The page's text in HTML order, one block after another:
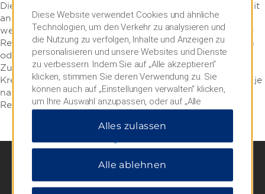
Die Preise gelten zuzüglich Steuern und können nicht mit
anderen Angeboten oder Ermäßigungen kombiniert
werden. Wir weisen darauf hin, dass die Preise exklusive
Resort-/Servicegebühren, unvorhergesehener Ausgaben
oder Trinkgelder bzw. eventuell anfallender
Zusatzgebühren pro Zimmer/Übernachtung sind.
Kreditgarantien und Reservierungsbedingungen können je
nach Hotel variieren und sollten zum Zeitpunkt der
Reservierung erfragt werden.
Diese Website verwendet Cookies und ähnliche
Technologien, um den Verkehr zu analysieren und
die Nutzung zu verfolgen, Inhalte und Anzeigen zu
personalisieren und unsere Websites und Dienste
zu verbessern. Indem Sie auf „Alle akzeptieren“
klicken, stimmen Sie deren Verwendung zu. Sie
können auch auf „Einstellungen verwalten“ klicken,
um Ihre Auswahl anzupassen, oder auf „Alle
ablehnen“, um nur wichtige Cookies zuzulassen.
Weitere Informationen finden Sie in unserer
Alles zulassen
Alle ablehnen